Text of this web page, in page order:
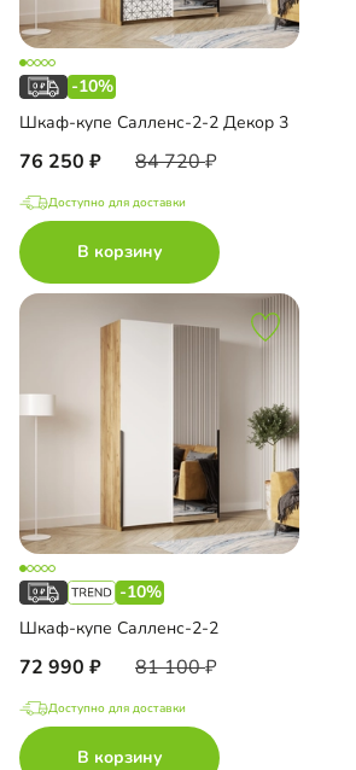
-10%
Шкаф-купе Салленс-2-2 Декор 3
76 250 84 720
Доступно для доставки
В корзину
-10%
Шкаф-купе Салленс-2-2
72 990 81 100
Доступно для доставки
В корзину